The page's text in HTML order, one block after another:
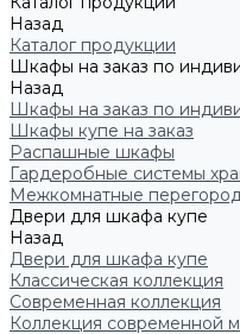
Назад
Каталог продукции
Шкафы на заказ по
Назад
Шкафы на заказ по
Шкафы купе на заказ
Распашные шкафы
Гардеробные системы
Межкомнатные
Двери для шкафа купе
Назад
Двери для шкафа купе
Классическая коллекция
Современная коллекция
Коллекция современной